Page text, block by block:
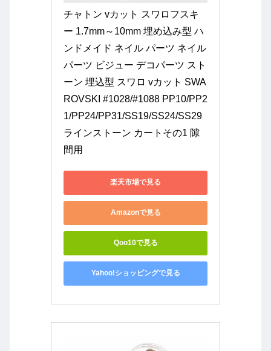
チャトン vカット スワロフスキ
ー 1.7mm～10mm 埋め込み型 ハ
ンドメイド ネイル パーツ ネイル
パーツ ビジュー デコパーツ スト
ーン 埋込型 スワロ vカット SWA
ROVSKI #1028/#1088 PP10/PP2
1/PP24/PP31/SS19/SS24/SS29
ラインストーン カートその1 隙
間用
楽天市場で見る
Amazonで見る
Qoo10で見る
Yahoo!ショッピングで見る